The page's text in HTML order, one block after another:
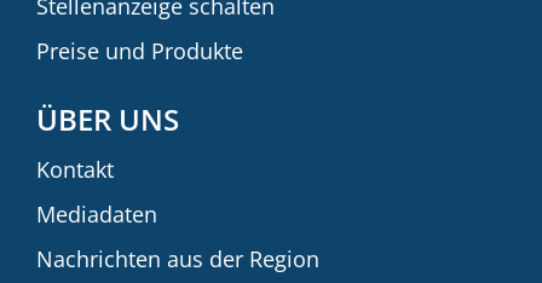
Preise und Produkte
ÜBER UNS
Kontakt
Mediadaten
Nachrichten aus der Region